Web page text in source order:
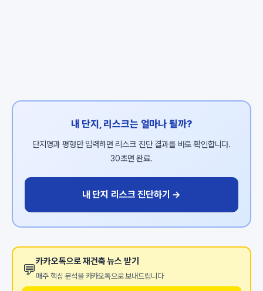
내 단지, 리스크는 얼마나 될까?
단지명과 평형만 입력하면 리스크 진단 결과를 바로 확인합니다.
30초면 완료.
내 단지 리스크 진단하기 →
💬카카오톡으로 재건축 뉴스 받기
매주 핵심 분석을 카카오톡으로 보내드립니다